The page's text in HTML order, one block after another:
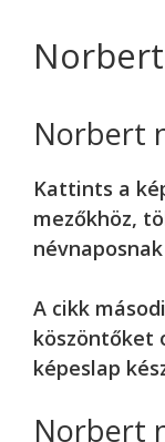
Norbert
Kattints a
mezőkhöz,
A cikk
köszöntőket
képeslap
Norbert